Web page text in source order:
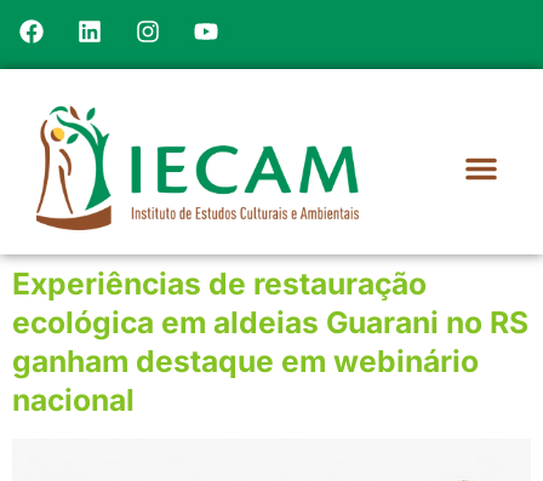
Experiências de restauração
ecológica em aldeias Guarani no RS
ganham destaque em webinário
nacional